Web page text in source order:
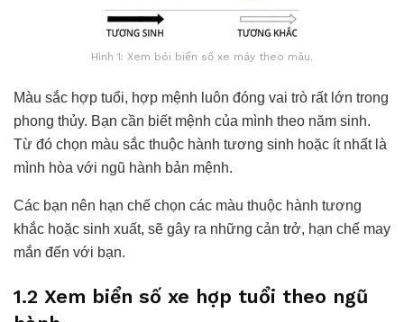
Hình 1: Xem bói biển số xe máy theo màu.
Màu sắc hợp tuổi, hợp mệnh luôn đóng vai trò rất lớn trong
phong thủy. Bạn cần biết mệnh của mình theo năm sinh.
Từ đó chọn màu sắc thuộc hành tương sinh hoặc ít nhất là
mình hòa với ngũ hành bản mệnh.
Các bạn nên hạn chế chọn các màu thuộc hành tương
khắc hoặc sinh xuất, sẽ gây ra những cản trở, hạn chế may
mắn đến với bạn.
1.2 Xem biển số xe hợp tuổi theo ngũ